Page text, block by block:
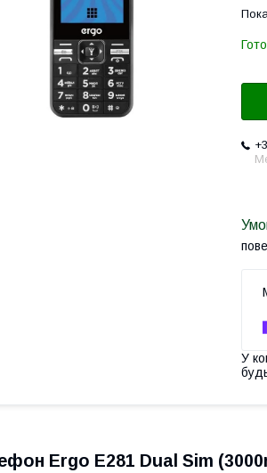
У
Ergo E281 Dual Sim